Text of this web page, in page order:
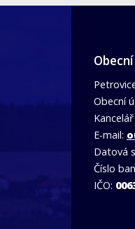
Obecní
E-mail:
Datová
Číslo
IČO: